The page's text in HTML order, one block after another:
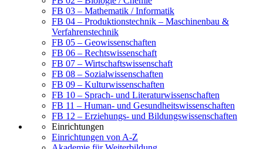
FB 03 – Mathematik / Informatik
FB 04 – Produktionstechnik – Maschinenbau &
Verfahrenstechnik
FB 05 – Geowissenschaften
FB 06 – Rechtswissenschaft
FB 07 – Wirtschaftswissenschaft
FB 08 – Sozialwissenschaften
FB 09 – Kulturwissenschaften
FB 10 – Sprach- und Literaturwissenschaften
FB 11 – Human- und Gesundheitswissenschaften
FB 12 – Erziehungs- und Bildungswissenschaften
Einrichtungen
Einrichtungen von A-Z